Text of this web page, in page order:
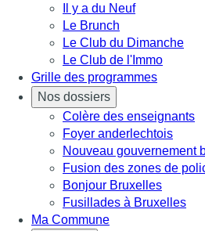
Il y a du Neuf
Le Brunch
Le Club du Dimanche
Le Club de l'Immo
Grille des programmes
Nos dossiers
Colère des enseignants
Foyer anderlechtois
Nouveau gouvernement
Fusion des zones de
Bonjour Bruxelles
Fusillades à Bruxelles
Ma Commune